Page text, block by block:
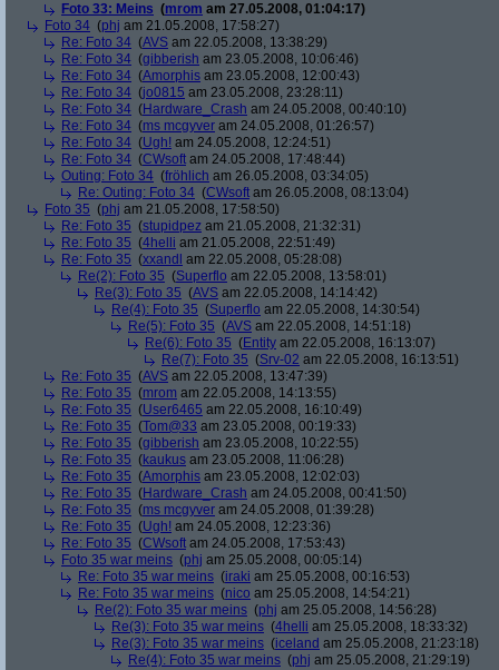
Foto 33: Meins (mrom am 27.05.2008, 01:04:17)
Foto 34 (phj am 21.05.2008, 17:58:27)
Re: Foto 34 (AVS am 22.05.2008, 13:38:29)
Re: Foto 34 (gibberish am 23.05.2008, 10:06:46)
Re: Foto 34 (Amorphis am 23.05.2008, 12:00:43)
Re: Foto 34 (jo0815 am 23.05.2008, 23:28:11)
Re: Foto 34 (Hardware_Crash am 24.05.2008, 00:40:10)
Re: Foto 34 (ms mcgyver am 24.05.2008, 01:26:57)
Re: Foto 34 (Ugh! am 24.05.2008, 12:24:51)
Re: Foto 34 (CWsoft am 24.05.2008, 17:48:44)
Outing: Foto 34 (fröhlich am 26.05.2008, 03:34:05)
Re: Outing: Foto 34 (CWsoft am 26.05.2008, 08:13:04)
Foto 35 (phj am 21.05.2008, 17:58:50)
Re: Foto 35 (stupidpez am 21.05.2008, 21:32:31)
Re: Foto 35 (4helli am 21.05.2008, 22:51:49)
Re: Foto 35 (xxandl am 22.05.2008, 05:28:08)
Re(2): Foto 35 (Superflo am 22.05.2008, 13:58:01)
Re(3): Foto 35 (AVS am 22.05.2008, 14:14:42)
Re(4): Foto 35 (Superflo am 22.05.2008, 14:30:54)
Re(5): Foto 35 (AVS am 22.05.2008, 14:51:18)
Re(6): Foto 35 (Entity am 22.05.2008, 16:13:07)
Re(7): Foto 35 (Srv-02 am 22.05.2008, 16:13:51)
Re: Foto 35 (AVS am 22.05.2008, 13:47:39)
Re: Foto 35 (mrom am 22.05.2008, 14:13:55)
Re: Foto 35 (User6465 am 22.05.2008, 16:10:49)
Re: Foto 35 (Tom@33 am 23.05.2008, 00:19:33)
Re: Foto 35 (gibberish am 23.05.2008, 10:22:55)
Re: Foto 35 (kaukus am 23.05.2008, 11:06:28)
Re: Foto 35 (Amorphis am 23.05.2008, 12:02:03)
Re: Foto 35 (Hardware_Crash am 24.05.2008, 00:41:50)
Re: Foto 35 (ms mcgyver am 24.05.2008, 01:39:28)
Re: Foto 35 (Ugh! am 24.05.2008, 12:23:36)
Re: Foto 35 (CWsoft am 24.05.2008, 17:53:43)
Foto 35 war meins (phj am 25.05.2008, 00:05:14)
Re: Foto 35 war meins (iraki am 25.05.2008, 00:16:53)
Re: Foto 35 war meins (nico am 25.05.2008, 14:54:21)
Re(2): Foto 35 war meins (phj am 25.05.2008, 14:56:28)
Re(3): Foto 35 war meins (4helli am 25.05.2008, 18:33:32)
Re(3): Foto 35 war meins (iceland am 25.05.2008, 21:23:18)
Re(4): Foto 35 war meins (phj am 25.05.2008, 21:29:19)